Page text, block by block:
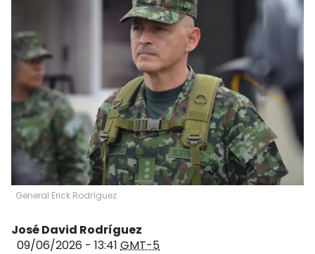
General Erick Rodríguez
José David Rodríguez
09/06/2026 - 13:41 GMT-5